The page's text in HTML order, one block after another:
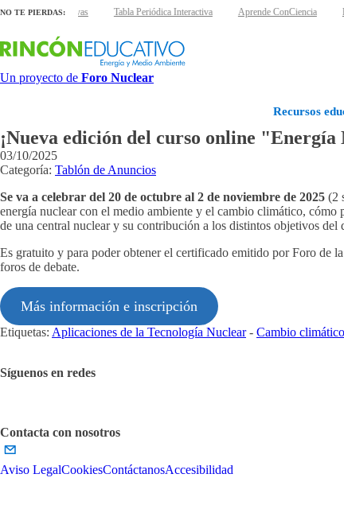
NO TE PIERDAS:
láminas interactivas Tabla Periódica Interactiva Aprende ConCiencia
Un proyecto de Foro Nuclear
Recursos
¡Nueva edición del curso online
03/10/2025
Categoría: Tablón de Anuncios
Se va a celebrar del 20 de octubre al 2 de noviembre de 2025 (2
energía nuclear con el medio ambiente y el cambio climático, cómo
de una central nuclear y su contribución a los distintos objetivos del
Es gratuito y para poder obtener el certificado emitido por Foro de
foros de debate.
Más información e inscripción
Etiquetas: Aplicaciones de la Tecnología Nuclear- Cambio climático
Síguenos en redes
Contacta con nosotros
Aviso LegalCookiesContáctanosAccesibilidad